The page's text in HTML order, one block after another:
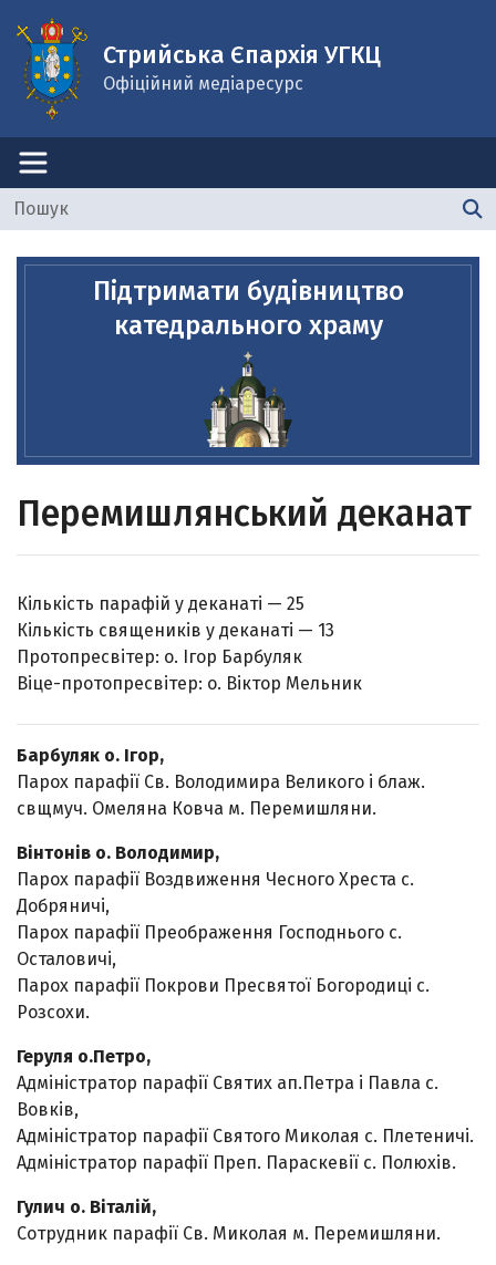
Стрийська Єпархія УГКЦ
Офіційний медіаресурс
Підтримати будівництво
катедрального храму
Перемишлянський деканат
Кількість парафій у деканаті — 25
Кількість священиків у деканаті — 13
Протопресвітер: о. Ігор Барбуляк
Віце-протопресвітер: о. Віктор Мельник
Барбуляк о. Ігор,
Парох парафії Св. Володимира Великого і блаж.
свщмуч. Омеляна Ковча м. Перемишляни.
Вінтонів о. Володимир,
Парох парафії Воздвиження Чесного Хреста с.
Добряничі,
Парох парафії Преображення Господнього с.
Осталовичі,
Парох парафії Покрови Пресвятої Богородиці с.
Розсохи.
Геруля о.Петро,
Адміністратор парафії Святих ап.Петра і Павла с.
Вовків,
Адміністратор парафії Святого Миколая с. Плетеничі.
Адміністратор парафії Преп. Параскевії с. Полюхів.
Гулич о. Віталій,
Сотрудник парафії Св. Миколая м. Перемишляни.